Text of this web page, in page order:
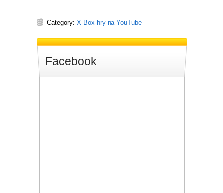
Category: X-Box-hry na YouTube
Facebook